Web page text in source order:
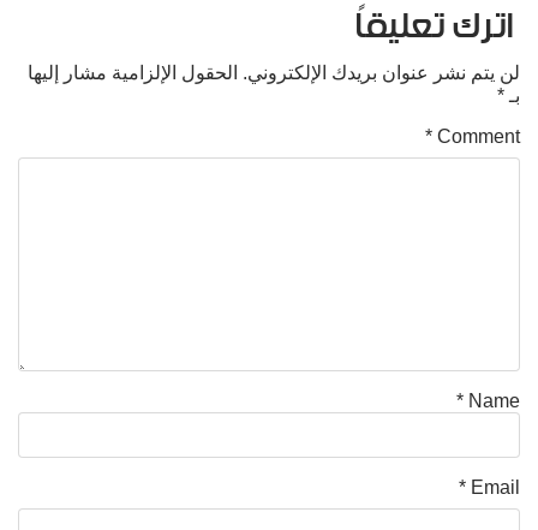
اترك تعليقاً
لن يتم نشر عنوان بريدك الإلكتروني. الحقول الإلزامية مشار إليها
بـ *
Comment
*
Name
*
Email
*